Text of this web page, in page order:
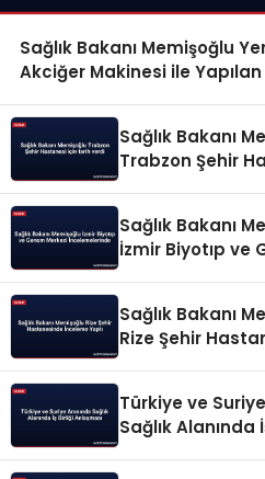
Sağlık Bakanı Memişoğlu
Akciğer Makinesi ile Yapılan
Sağlık Bakanı
Trabzon Şehir
Sağlık Bakanı
İzmir Biyotıp ve
Sağlık Bakanı
Rize Şehir
Türkiye ve
Sağlık Alanında